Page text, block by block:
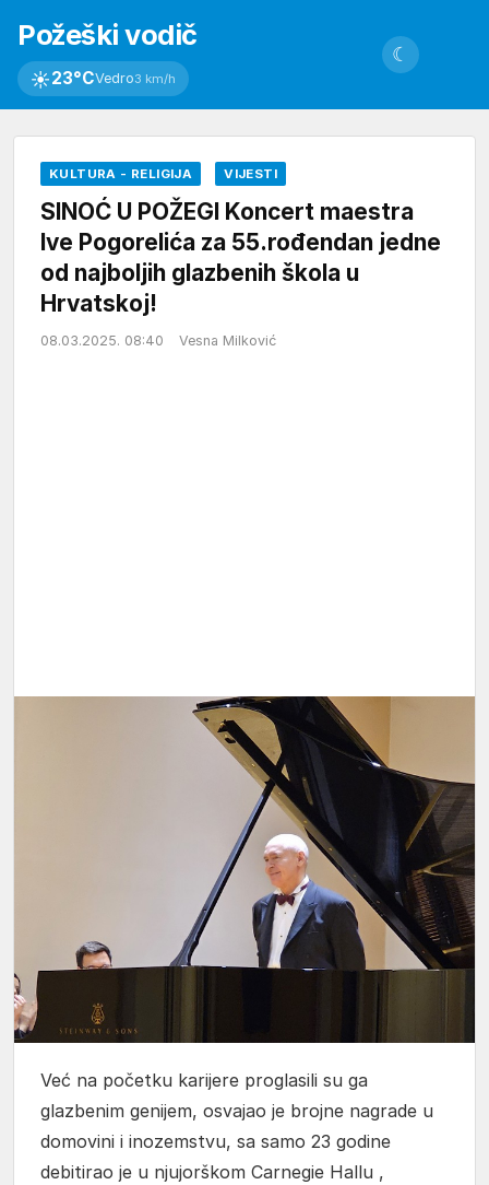
Požeški vodič
☀23°CVedro3 km/h
☾
KULTURA - RELIGIJA VIJESTI
SINOĆ U POŽEGI Koncert maestra
Ive Pogorelića za 55.rođendan jedne
od najboljih glazbenih škola u
Hrvatskoj!
08.03.2025. 08:40 Vesna Milković
Već na početku karijere proglasili su ga
glazbenim genijem, osvajao je brojne nagrade u
domovini i inozemstvu, sa samo 23 godine
debitirao je u njujorškom Carnegie Hallu ,